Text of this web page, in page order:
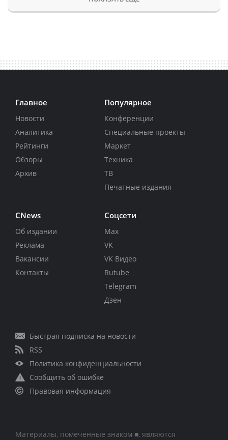
Главное
Новости
Аналитика
Рейтинги
Обзоры
Архив
Популярное
Конференции
Специальные проекты
Маркет
Техника
ТВ
Печатные издания
CNews
Об издании
Реклама
Вакансии
Контакты
Соцсети
Max
VK
VK Видео
Rutube
Telegram
Дзен
Быстрая подписка на новости
RSS
Политика конфиденциальности
Сообщить об ошибке
Правовая информация
Материалы, помеченные знаком ■, являются